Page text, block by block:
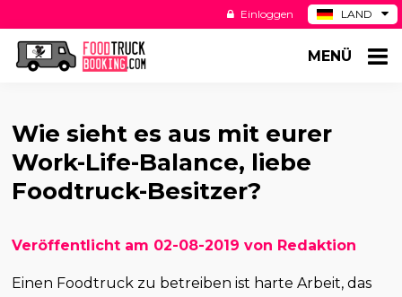
LAND
ES
Einloggen
MENÜ
Wie sieht es aus mit eurer
Work-Life-Balance, liebe
Foodtruck-Besitzer?
Veröffentlicht am 02-08-2019 von Redaktion
Einen Foodtruck zu betreiben ist harte Arbeit, das